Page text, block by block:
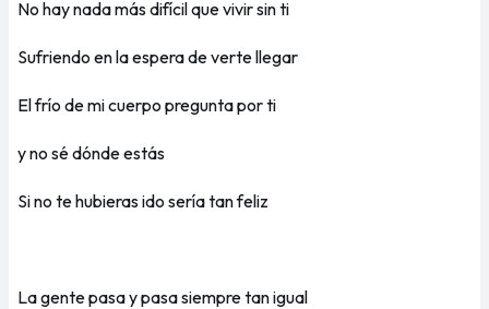
No hay nada más difícil que vivir sin ti
Sufriendo en la espera de verte llegar
El frío de mi cuerpo pregunta por ti
y no sé dónde estás
Si no te hubieras ido sería tan feliz
La gente pasa y pasa siempre tan igual